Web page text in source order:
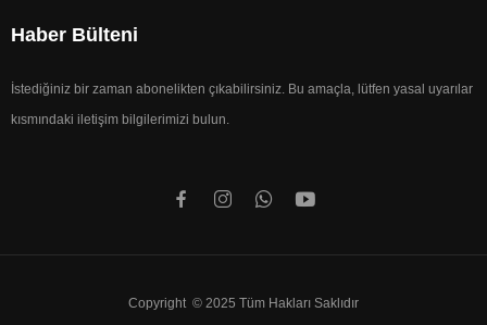
Haber Bülteni
İstediğiniz bir zaman abonelikten çıkabilirsiniz. Bu amaçla, lütfen yasal uyarılar
kısmındaki iletişim bilgilerimizi bulun.
Copyright © 2025 Tüm Hakları Saklıdır